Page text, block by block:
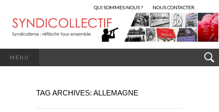
QUI SOMMES-NOUS ? NOUS CONTACTER
MENU
TAG ARCHIVES: ALLEMAGNE